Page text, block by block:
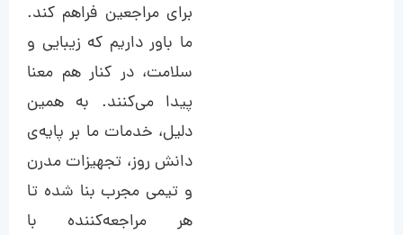
برای مراجعین فراهم کند.
ما باور داریم که زیبایی و
سلامت، در کنار هم معنا
پیدا می‌کنند. به همین
دلیل، خدمات ما بر پایه‌ی
دانش روز، تجهیزات مدرن
و تیمی مجرب بنا شده تا
هر مراجعه‌کننده با